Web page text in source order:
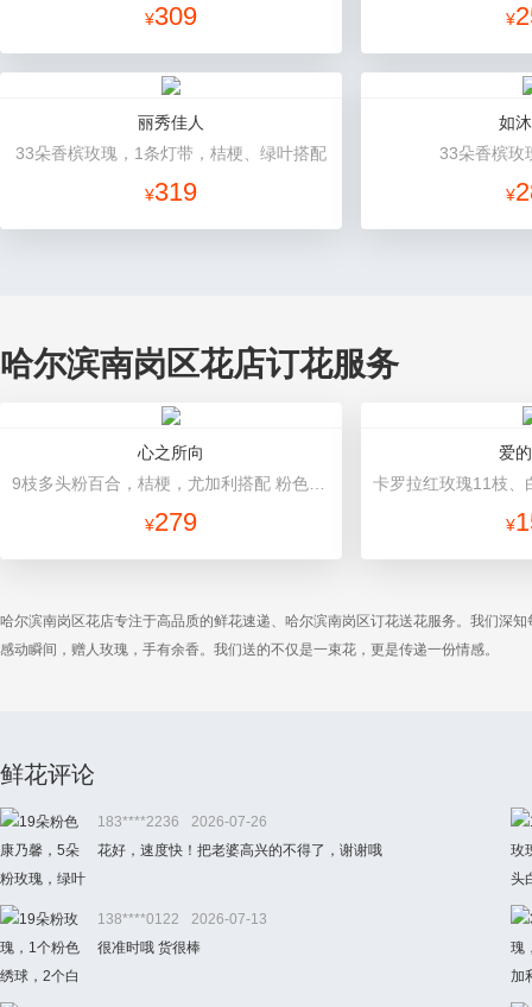
¥309 ¥
丽秀佳人
33朵香槟玫瑰，1条灯带，桔梗、绿叶搭配
¥319
如
33朵香槟玫
¥
哈尔滨南岗区花店订花服务
心之所向
¥279
爱
¥
哈尔滨南岗区花店专注于高品质的鲜花速递、哈尔滨南岗区订花送花服务。我们深
感动瞬间，赠人玫瑰，手有余香。我们送的不仅是一束花，更是传递一份情感。
鲜花评论
183****2236
2026-07-26
花好，速度快！把老婆高兴的不得了，谢谢哦
138****0122
2026-07-13
很准时哦 货很棒